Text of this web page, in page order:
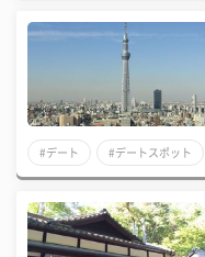
#デート #デートスポット